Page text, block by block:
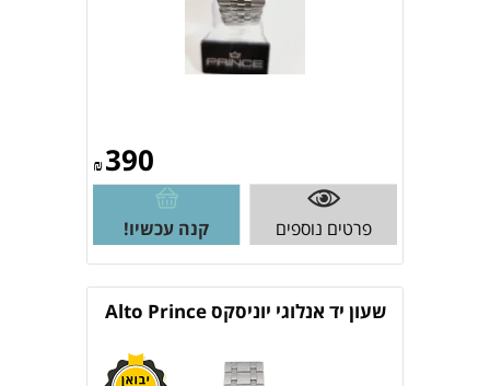
₪390
פרטים נוספים קנה עכשיו!
שעון יד אנלוגי יוניסקס Alto Prince